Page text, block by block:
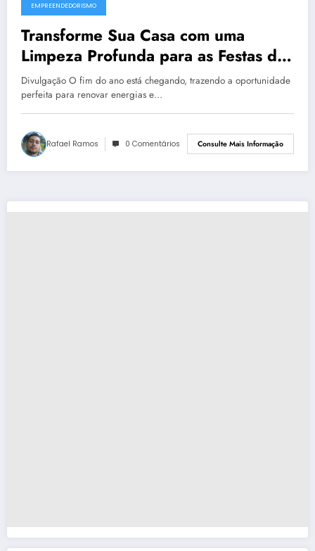
EMPREENDEDORISMO
Transforme Sua Casa com uma
Limpeza Profunda para as Festas de
Fim de Ano
Divulgação O fim do ano está chegando, trazendo a oportunidade
perfeita para renovar energias e…
Rafael Ramos 0 Comentários Consulte Mais Informação